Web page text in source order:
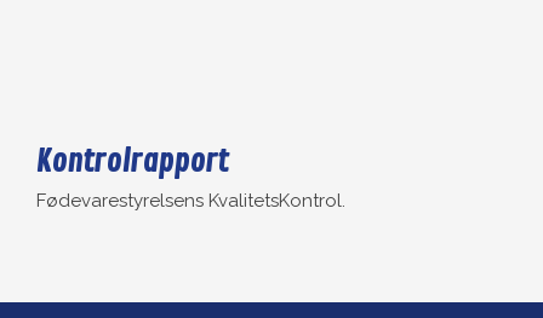
Kontrolrapport
Fødevarestyrelsens KvalitetsKontrol.